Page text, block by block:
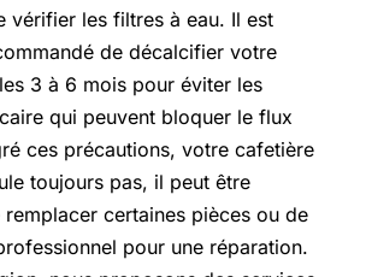
vérifier les filtres à eau. Il est
de décalcifier votre
3 à 6 mois pour éviter les
qui peuvent bloquer le flux
ces précautions, votre cafetière
toujours pas, il peut être
remplacer certaines pièces ou de
pour une réparation.